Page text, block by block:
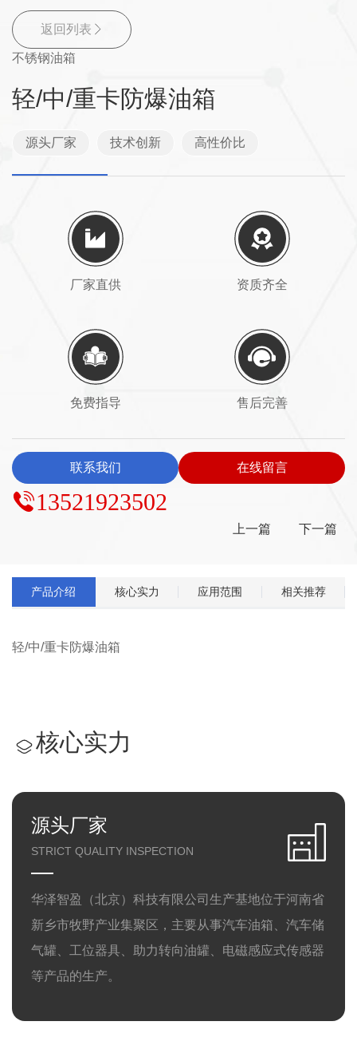
返回列表
不锈钢油箱
轻/中/重卡防爆油箱
源头厂家 技术创新 高性价比
厂家直供 资质齐全
免费指导 售后完善
联系我们 在线留言
13521923502
上一篇 下一篇
产品介绍 核心实力 应用范围 相关推荐
轻/中/重卡防爆油箱
核心实力
源头厂家
STRICT QUALITY INSPECTION
华泽智盈（北京）科技有限公司生产基地位于河南省
新乡市牧野产业集聚区，主要从事汽车油箱、汽车储
气罐、工位器具、助力转向油罐、电磁感应式传感器
等产品的生产。